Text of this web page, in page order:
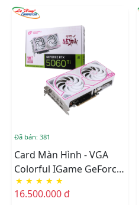
Đã bán: 381
Card Màn Hình - VGA
Colorful IGame GeForce
RTX 5060 Ti Ultra W DUO
OC 16GB-V GDDR7
★ ★ ★ ★ ★
16.500.000 đ